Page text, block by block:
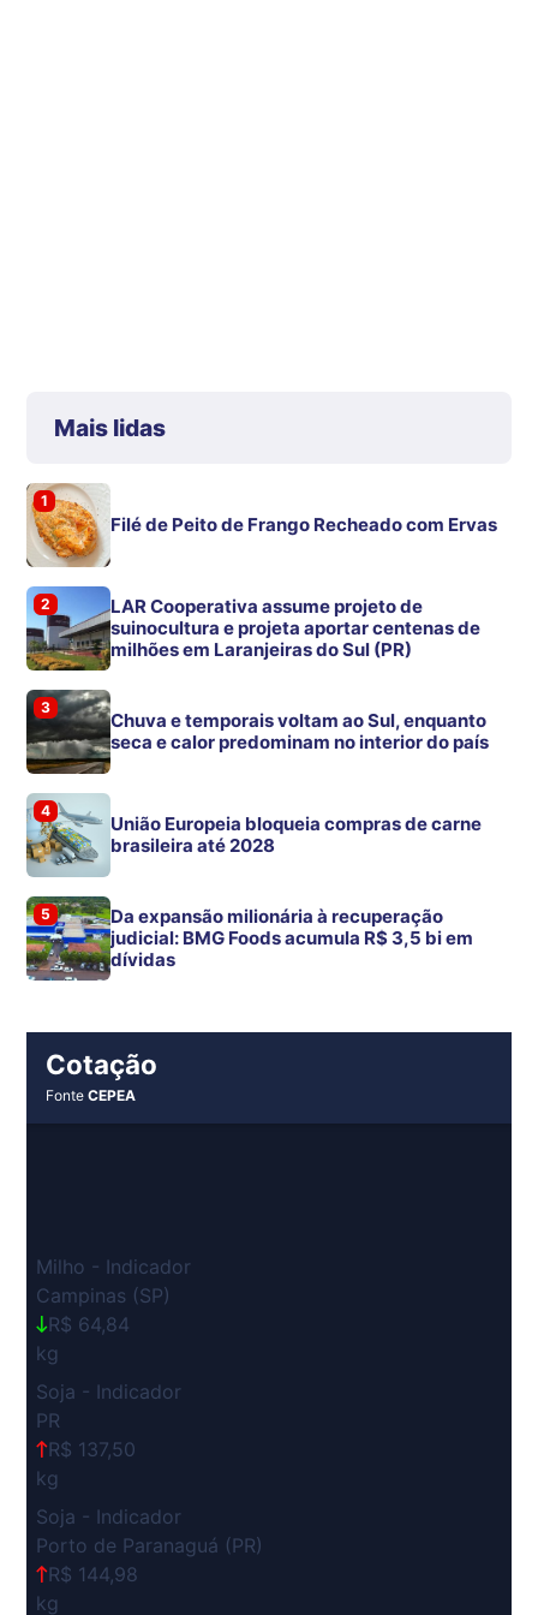
Mais lidas
1
Filé de Peito de Frango Recheado com Ervas
2
LAR Cooperativa assume projeto de
suinocultura e projeta aportar centenas de
milhões em Laranjeiras do Sul (PR)
3
Chuva e temporais voltam ao Sul, enquanto
seca e calor predominam no interior do país
4
União Europeia bloqueia compras de carne
brasileira até 2028
5
Da expansão milionária à recuperação
judicial: BMG Foods acumula R$ 3,5 bi em
dívidas
Cotação
FonteCEPEA
Milho - Indicador
Campinas (SP)
R$ 64,84
kg
Soja - Indicador
PR
R$ 137,50
kg
Soja - Indicador
Porto de Paranaguá (PR)
R$ 144,98
kg